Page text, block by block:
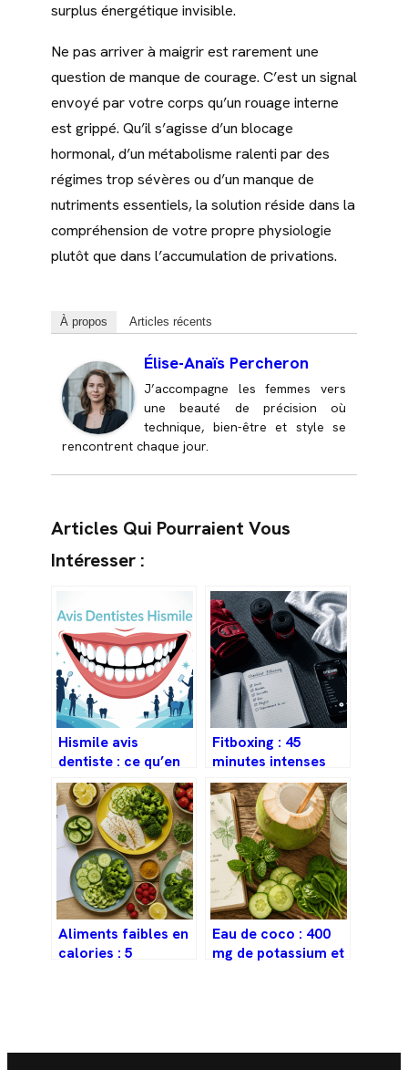
surplus énergétique invisible.
Ne pas arriver à maigrir est rarement une
question de manque de courage. C’est un signal
envoyé par votre corps qu’un rouage interne
est grippé. Qu’il s’agisse d’un blocage
hormonal, d’un métabolisme ralenti par des
régimes trop sévères ou d’un manque de
nutriments essentiels, la solution réside dans la
compréhension de votre propre physiologie
plutôt que dans l’accumulation de privations.
À propos Articles récents
Élise-Anaïs Percheron
J’accompagne les femmes vers
une beauté de précision où
technique, bien-être et style se
rencontrent chaque jour.
Articles Qui Pourraient Vous
Intéresser :
Hismile avis
dentiste : ce qu’en
pensent vraiment
les professionnels
Fitboxing : 45
minutes intenses
pour brûler 500
calories sans
prendre de coups
Aliments faibles en
calories : 5
Eau de coco : 400
mg de potassium et